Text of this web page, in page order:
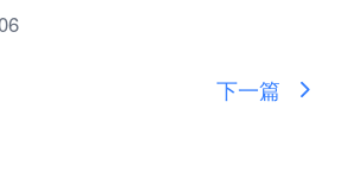
下一篇